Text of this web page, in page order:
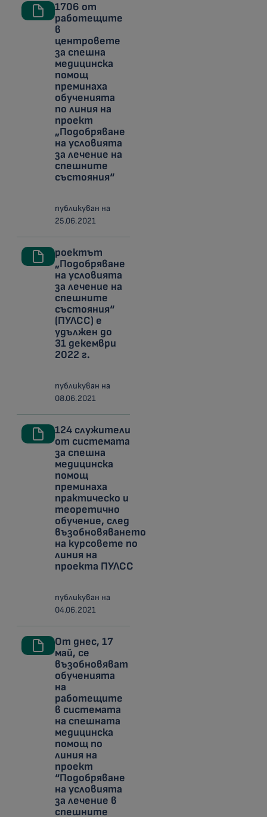
1706 от
работещите
в
центровете
за спешна
медицинска
помощ
преминаха
обученията
по линия на
проект
„Подобряване
на условията
за лечение на
спешните
състояния“
публикуван на
25.06.2021
роектът
„Подобряване
на условията
за лечение на
спешните
състояния“
(ПУЛСС) е
удължен до
31 декември
2022 г.
публикуван на
08.06.2021
124 служители
от системата
за спешна
медицинска
помощ
преминаха
практическо и
теоретично
обучение, след
възобновяването
на курсовете по
линия на
проекта ПУЛСС
публикуван на
04.06.2021
От днес, 17
май, се
възобновяват
обученията
на
работещите
в системата
на спешната
медицинска
помощ по
линия на
проект
“Подобряване
на условията
за лечение в
спешните